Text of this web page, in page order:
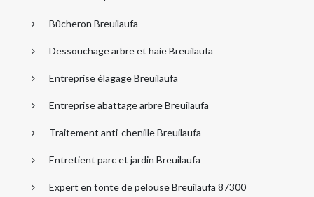
Bûcheron Breuilaufa
Dessouchage arbre et haie Breuilaufa
Entreprise élagage Breuilaufa
Entreprise abattage arbre Breuilaufa
Traitement anti-chenille Breuilaufa
Entretient parc et jardin Breuilaufa
Expert en tonte de pelouse Breuilaufa 87300